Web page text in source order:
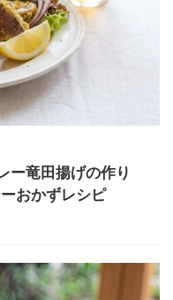
ー竜田揚げの作り
おかずレシピ